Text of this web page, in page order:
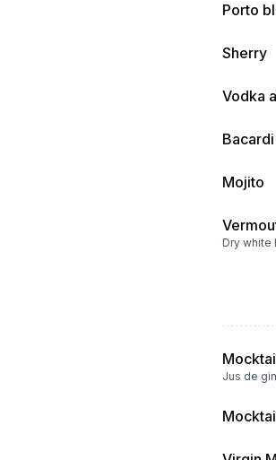
Porto
Sherry
Vodka
Mojito
Dry white
Jus de